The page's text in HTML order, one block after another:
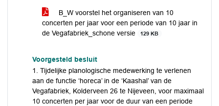
B_W voorstel het organiseren van 10
concerten per jaar voor een periode van 10 jaar in
de Vegafabriek_schone versie
129 KB
Voorgesteld besluit
1. Tijdelijke planologische medewerking te verlenen
aan de functie ‘horeca’ in de ‘Kaashal’ van de
Vegafabriek, Kolderveen 26 te Nijeveen, voor maximaal
10 concerten per jaar voor de duur van een periode